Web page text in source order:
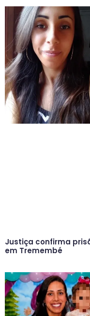
Justiça confirma
em Tremembé